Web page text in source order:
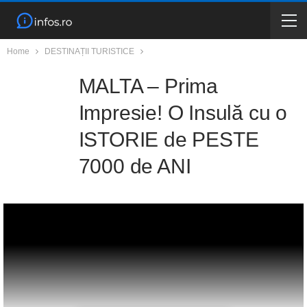
Home DESTINAȚII TURISTICE
MALTA – Prima
Impresie! O Insulă cu o
ISTORIE de PESTE
7000 de ANI